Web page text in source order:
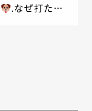
.なぜ打たな